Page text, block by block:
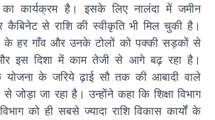
का कार्यक्रम है। इसके लिए नालंदा में जमीन
कैबिनेट से राशि की स्वीकृति भी मिल चुकी है।
के हर गाँव और उनके टोलों को पक्की सड़कों से
इस दिशा में काम तेजी से आगे बढ़ रहा है।
योजना के जरिये ढ़ाई सौ तक की आबादी वाले
जोड़ा जा रहा है। उन्होंने कहा कि शिक्षा विभाग
को ही सबसे ज्यादा राशि विकास कार्यों के